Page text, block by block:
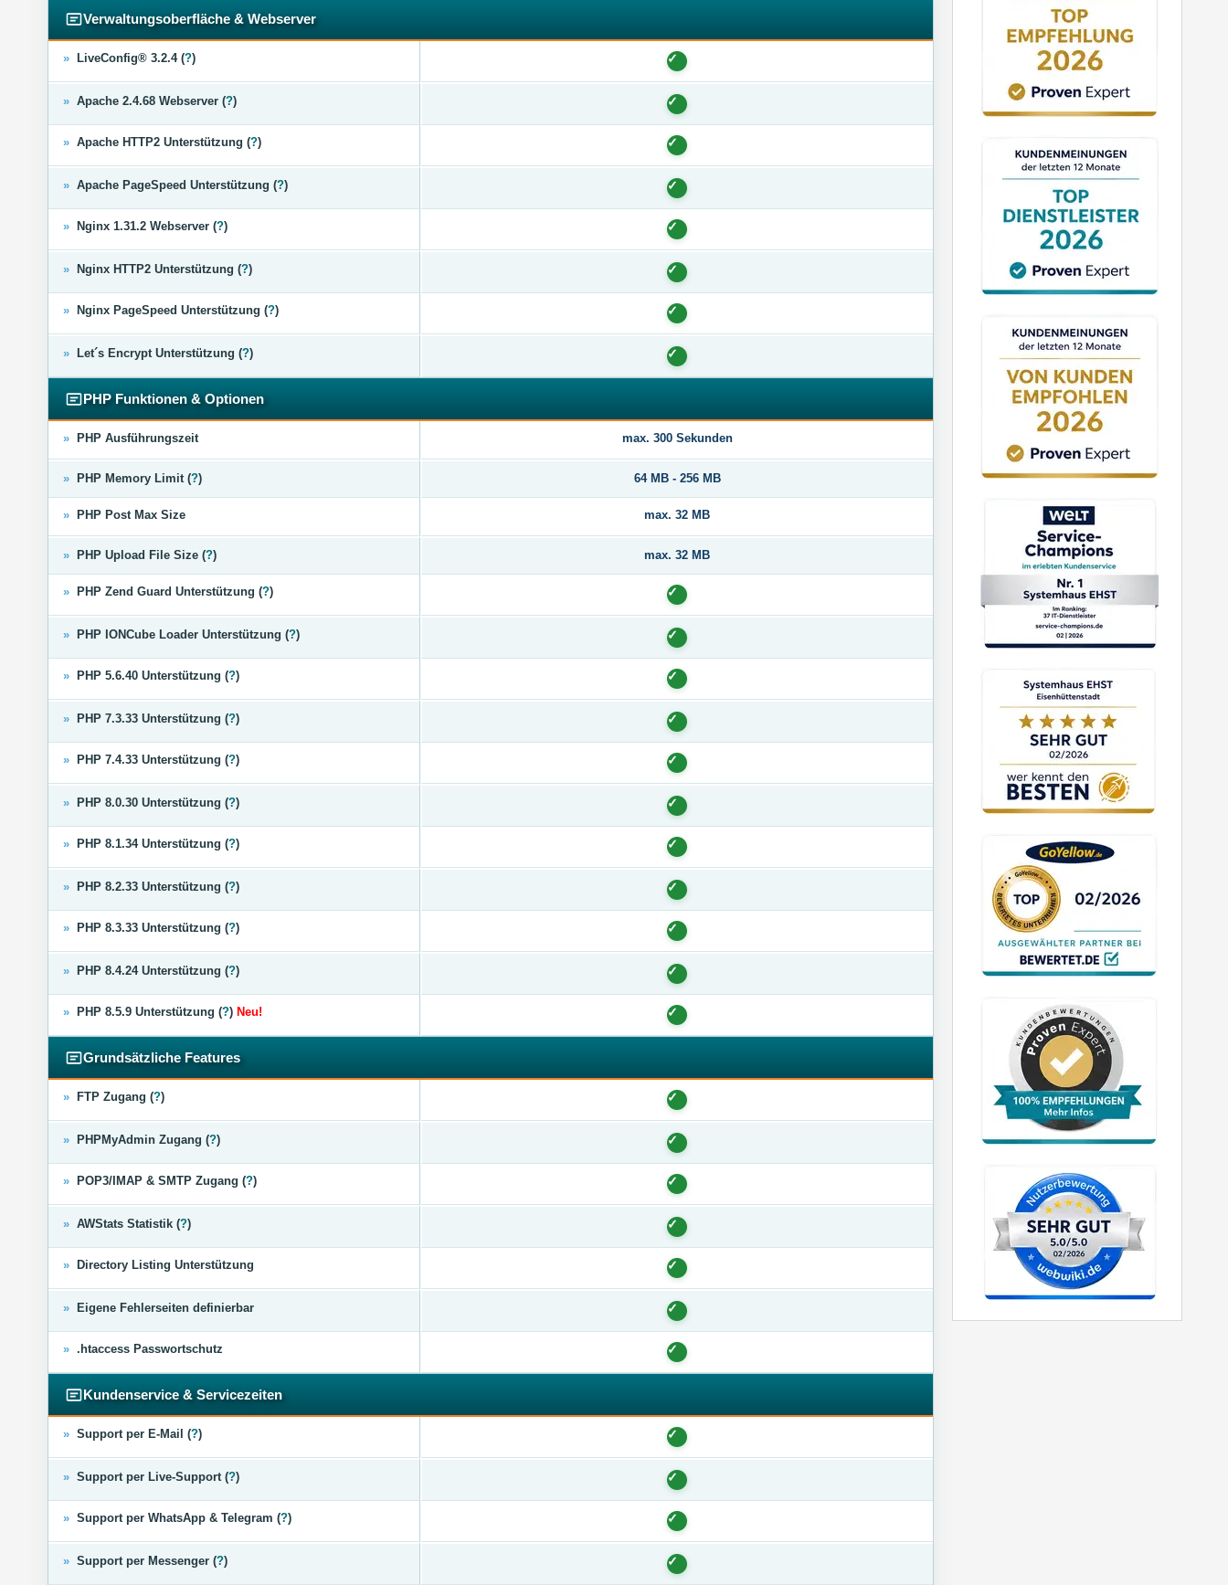
Verwaltungsoberfläche & Webserver
» LiveConfig® 3.2.4 (?)
» Apache 2.4.68 Webserver (?)
» Apache HTTP2 Unterstützung (?)
» Apache PageSpeed Unterstützung (?)
» Nginx 1.31.2 Webserver (?)
» Nginx HTTP2 Unterstützung (?)
» Nginx PageSpeed Unterstützung (?)
» Let´s Encrypt Unterstützung (?)
PHP Funktionen & Optionen
» PHP Ausführungszeit max. 300 Sekunden
» PHP Memory Limit (?) 64 MB - 256 MB
» PHP Post Max Size max. 32 MB
» PHP Upload File Size (?) max. 32 MB
» PHP Zend Guard Unterstützung (?)
» PHP IONCube Loader Unterstützung (?)
» PHP 5.6.40 Unterstützung (?)
» PHP 7.3.33 Unterstützung (?)
» PHP 7.4.33 Unterstützung (?)
» PHP 8.0.30 Unterstützung (?)
» PHP 8.1.34 Unterstützung (?)
» PHP 8.2.33 Unterstützung (?)
» PHP 8.3.33 Unterstützung (?)
» PHP 8.4.24 Unterstützung (?)
» PHP 8.5.9 Unterstützung (?) Neu!
Grundsätzliche Features
» FTP Zugang (?)
» PHPMyAdmin Zugang (?)
» POP3/IMAP & SMTP Zugang (?)
» AWStats Statistik (?)
» Directory Listing Unterstützung
» Eigene Fehlerseiten definierbar
» .htaccess Passwortschutz
Kundenservice & Servicezeiten
» Support per E-Mail (?)
» Support per Live-Support (?)
» Support per WhatsApp & Telegram (?)
» Support per Messenger (?)